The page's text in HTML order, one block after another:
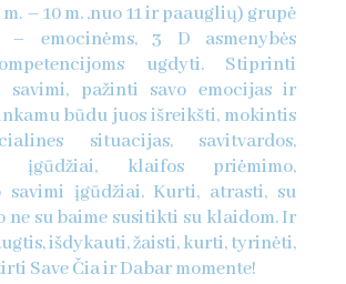
– 10 m. ,nuo 11 ir paauglių) grupė
– emocinėms, 3 D asmenybės
ugdyti. Stiprinti
savimi, pažinti savo emocijas ir
būdu juos išreikšti, mokintis
situacijas, savitvardos,
įgūdžiai, klaifos priėmimo,
savimi įgūdžiai. Kurti, atrasti, su
ne su baime susitikti su klaidom. Ir
išdykauti, žaisti, kurti, tyrinėti,
Save Čia ir Dabar momente!